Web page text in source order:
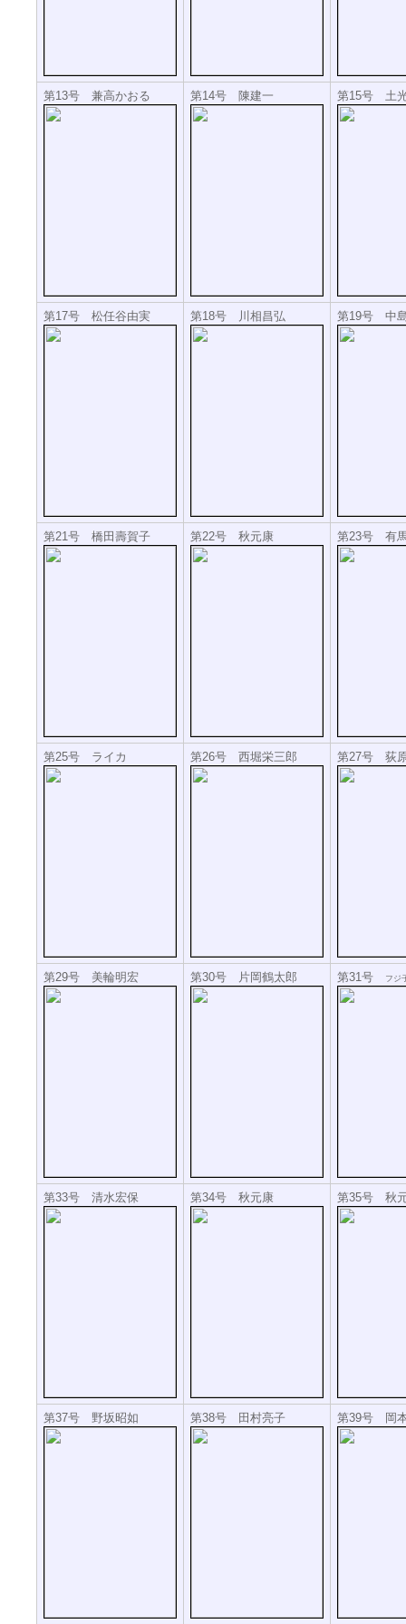
第13号 兼高かおる 第14号 陳建一 第15号 土
第17号 松任谷由実 第18号 川相昌弘 第19号 中
第21号 橋田壽賀子 第22号 秋元康 第23号 有
第25号 ライカ 第26号 西堀栄三郎 第27号 荻
第29号 美輪明宏 第30号 片岡鶴太郎 第31号 フジ
第33号 清水宏保 第34号 秋元康 第35号 秋
第37号 野坂昭如 第38号 田村亮子 第39号 岡